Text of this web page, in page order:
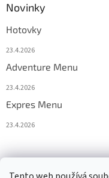
Novinky
Hotovky
23.4.2026
Adventure Menu
23.4.2026
Expres Menu
23.4.2026